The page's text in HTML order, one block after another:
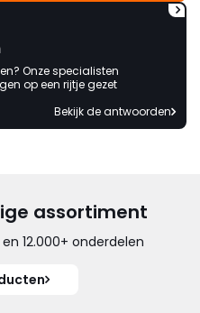
Onze specialisten
op een rijtje gezet
Bekijk de antwoorden
assortiment
12.000+ onderdelen